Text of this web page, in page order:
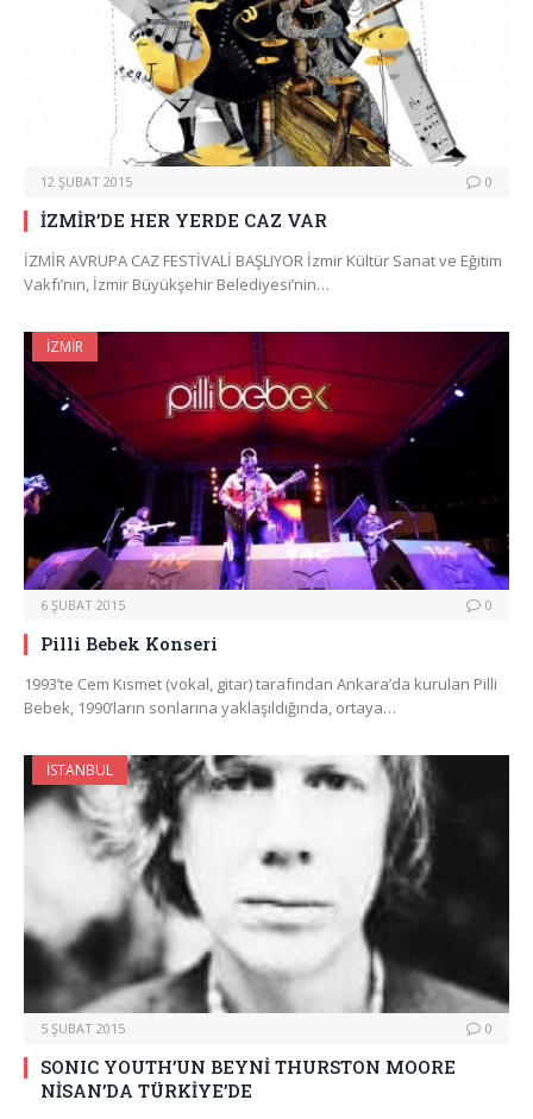
12 ŞUBAT 2015 0
İZMİR’DE HER YERDE CAZ VAR
İZMİR AVRUPA CAZ FESTİVALİ BAŞLIYOR İzmir Kültür Sanat ve Eğitim
Vakfı’nın, İzmir Büyükşehir Belediyesi’nin…
İZMIR
6 ŞUBAT 2015 0
Pilli Bebek Konseri
1993’te Cem Kısmet (vokal, gitar) tarafından Ankara’da kurulan Pilli
Bebek, 1990’ların sonlarına yaklaşıldığında, ortaya…
İSTANBUL
5 ŞUBAT 2015 0
SONIC YOUTH’UN BEYNİ THURSTON MOORE
NİSAN’DA TÜRKİYE’DE